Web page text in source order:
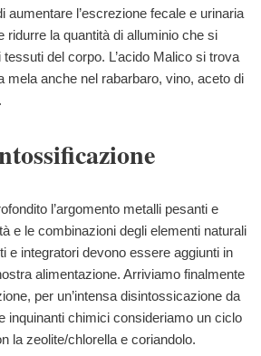
aumentare l’escrezione fecale e urinaria
ridurre la quantità di alluminio che si
del corpo. L’acido Malico si trova
mela anche nel rabarbaro, vino, aceto di
l’argomento metalli pesanti e
e le combinazioni degli elementi naturali
e integratori devono essere aggiunti in
alimentazione. Arriviamo finalmente
per un’intensa disintossicazione da
inquinanti chimici consideriamo un ciclo
la zeolite/chlorella e coriandolo.